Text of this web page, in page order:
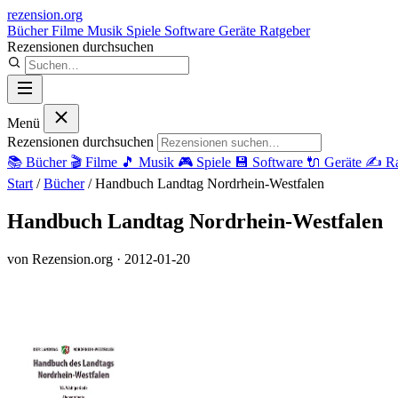
rezension.org
BücherFilme Musik Spiele Software Geräte Ratgeber
Rezensionen durchsuchen
Menü
Rezensionen durchsuchen
📚 Bücher 🎬 Filme 🎵 Musik 🎮 Spiele 💾 Software 🔌 Geräte ✍️
Start / Bücher / Handbuch Landtag Nordrhein-Westfalen
Handbuch Landtag Nordrhein-Westfalen
von Rezension.org · 2012-01-20